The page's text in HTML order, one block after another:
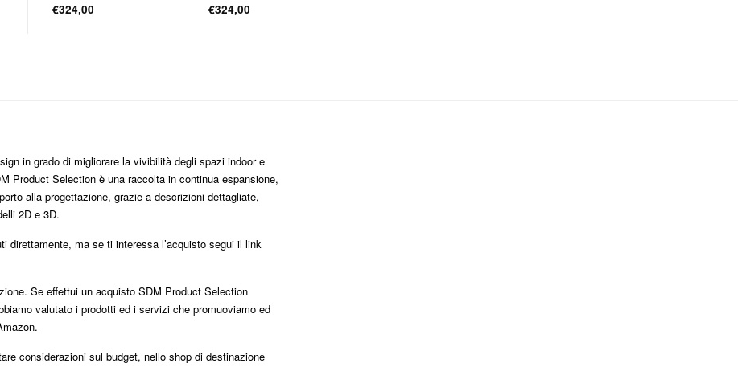
€324,00
€324,00
in grado di migliorare la vivibilità degli spazi indoor e
Product Selection è una raccolta in continua espansione,
alla progettazione, grazie a descrizioni dettagliate,
2D e 3D.
direttamente, ma se ti interessa l’acquisto segui il link
Se effettui un acquisto SDM Product Selection
valutato i prodotti ed i servizi che promuoviamo ed
considerazioni sul budget, nello shop di destinazione